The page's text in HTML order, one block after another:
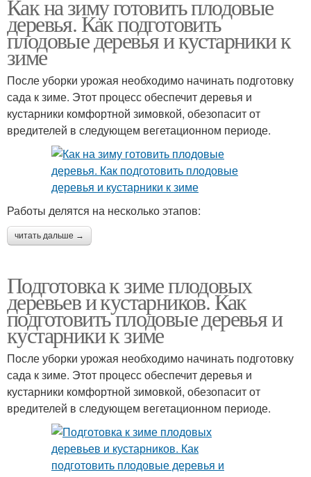
Как на зиму готовить плодовые
деревья. Как подготовить
плодовые деревья и кустарники к
зиме
После уборки урожая необходимо начинать подготовку
сада к зиме. Этот процесс обеспечит деревья и
кустарники комфортной зимовкой, обезопасит от
вредителей в следующем вегетационном периоде.
Работы делятся на несколько этапов:
читать дальше →
Подготовка к зиме плодовых
деревьев и кустарников. Как
подготовить плодовые деревья и
кустарники к зиме
После уборки урожая необходимо начинать подготовку
сада к зиме. Этот процесс обеспечит деревья и
кустарники комфортной зимовкой, обезопасит от
вредителей в следующем вегетационном периоде.